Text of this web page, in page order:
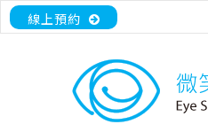
線上預約